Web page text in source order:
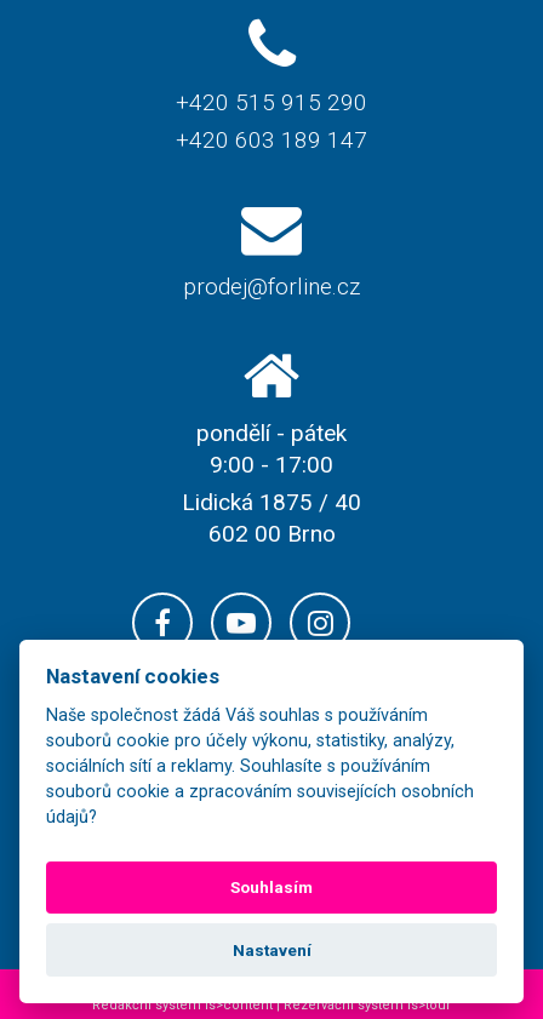
+420 515 915 290
+420 603 189 147
prodej@forline.cz
pondělí - pátek
9:00 - 17:00
Lidická 1875 / 40
602 00 Brno
s.r.o. a jeho další šíření bez souhlasu vlastníka je nezákonné.
Redakční systém is>content | Rezervační systém is>tour
Nastavení cookies
Naše společnost žádá Váš souhlas s používáním
souborů cookie pro účely výkonu, statistiky, analýzy,
sociálních sítí a reklamy. Souhlasíte s používáním
souborů cookie a zpracováním souvisejících osobních
údajů?
Souhlasím
Nastavení